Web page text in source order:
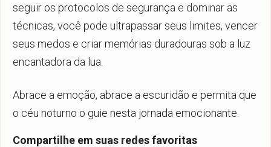
seguir os protocolos de segurança e dominar as
técnicas, você pode ultrapassar seus limites, vencer
seus medos e criar memórias duradouras sob a luz
encantadora da lua.
Abrace a emoção, abrace a escuridão e permita que
o céu noturno o guie nesta jornada emocionante.
Compartilhe em suas redes favoritas